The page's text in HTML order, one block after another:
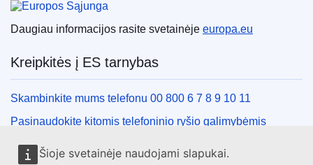
Šioje svetainėje naudojami slapukai.
Daugiau informacijos rasite svetainėje europa.eu
Kreipkitės į ES tarnybas
Skambinkite mums telefonu 00 800 6 7 8 9 10 11
Pasinaudokite kitomis telefoninio ryšio galimybėmis
Rašykite mums naudodamiesi kontaktine forma